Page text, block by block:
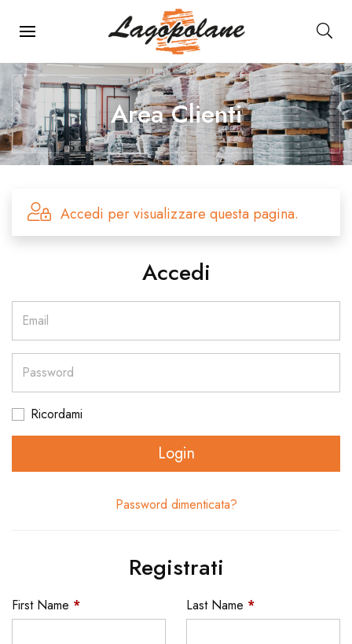
Menu Principale
Area Clienti
Accedi per visualizzare questa pagina.
Accedi
Email
Password
Ricordami
Login
Password dimenticata?
Registrati
First Name * Last Name *